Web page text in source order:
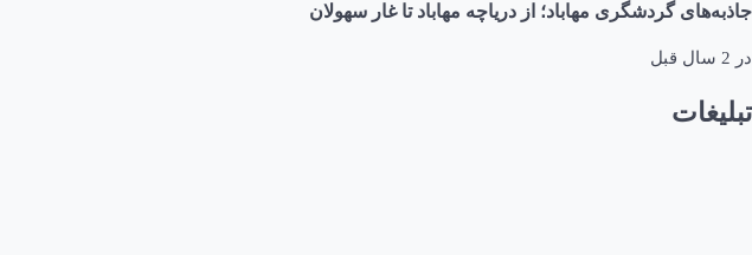
جاذبه‌های گردشگری مهاباد؛ از دریاچه مهاباد تا غار سهولان
در 2 سال قبل
تبلیغات